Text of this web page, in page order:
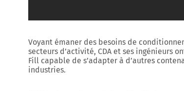
Voyant émaner des besoins de
secteurs d’activité, CDA et ses ingénieurs
Fill capable de s’adapter à d’autres
industries.